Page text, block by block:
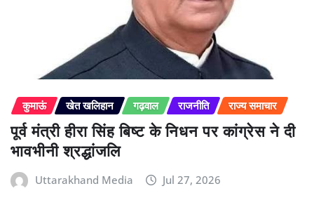
कुमाऊं खेत खलिहान गढ़वाल राजनीति राज्य समाचार
पूर्व मंत्री हीरा सिंह बिष्ट के निधन पर कांग्रेस ने दी
भावभीनी श्रद्धांजलि
Uttarakhand Media Jul 27, 2026